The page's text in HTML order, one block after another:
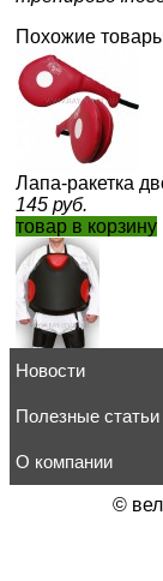
Похожие
Лапа-ракетка
145 руб.
товар в корзину
Жилет
товар в корзину
Лапа
Новости
Полезные статьи
О компании
©